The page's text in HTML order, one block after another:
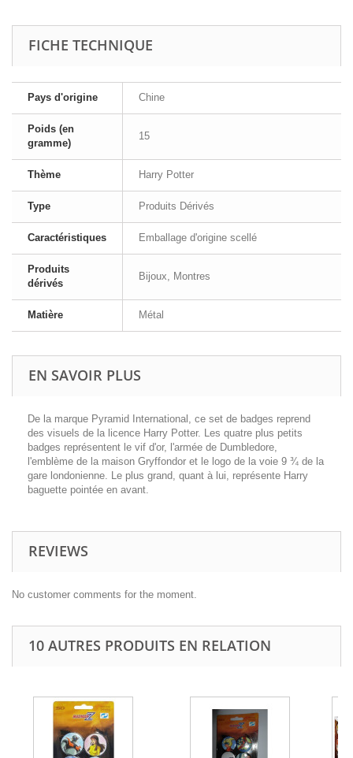
FICHE TECHNIQUE
Pays d'origine Chine
Poids (en
gramme)
15
Thème Harry Potter
Type Produits Dérivés
Caractéristiques Emballage d'origine scellé
Produits
dérivés
Bijoux, Montres
Matière Métal
EN SAVOIR PLUS
De la marque Pyramid International, ce set de badges reprend
des visuels de la licence Harry Potter. Les quatre plus petits
badges représentent le vif d'or, l'armée de Dumbledore,
l'emblème de la maison Gryffondor et le logo de la voie 9 ¾ de la
gare londonienne. Le plus grand, quant à lui, représente Harry
baguette pointée en avant.
REVIEWS
No customer comments for the moment.
10 AUTRES PRODUITS EN RELATION